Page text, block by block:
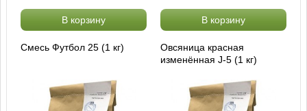
В корзину В корзину
Смесь Футбол 25 (1 кг)
Овсяница красная
изменённая J-5 (1 кг)